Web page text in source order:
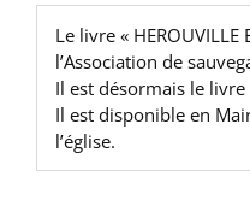
Le livre «
l’Association de
Il est désormais le
Il est disponible en
l’église.